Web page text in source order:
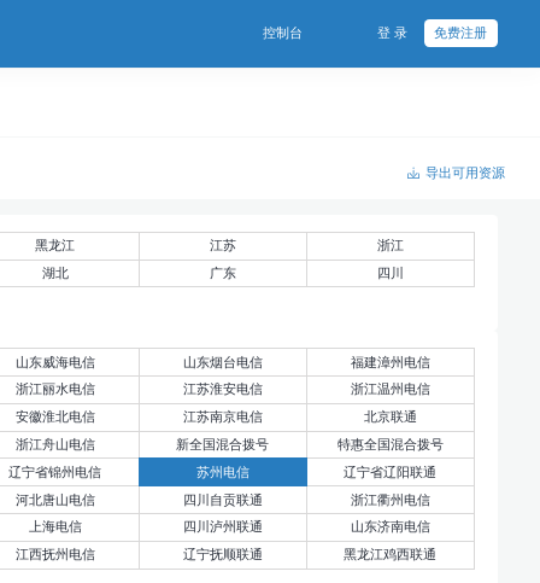
控制台 登 录 免费注册
导出可用资源
黑龙江 江苏
浙江
湖北
广东 四川
山东威海电信 山东烟台电信
福建漳州电信
浙江丽水电信
江苏淮安电信
浙江温州电信
安徽淮北电信
江苏南京电信
北京联通
浙江舟山电信
新全国混合拨号
特惠全国混合拨号
辽宁省锦州电信
苏州电信
辽宁省辽阳联通
河北唐山电信
四川自贡联通
浙江衢州电信
上海电信
四川泸州联通
山东济南电信
江西抚州电信
辽宁抚顺联通 黑龙江鸡西联通